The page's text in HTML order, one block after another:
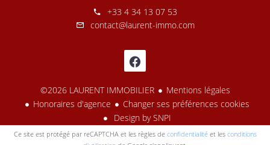
+33 4 34 13 07 53
contact@laurent-immo.com
©2026 LAURENT IMMOBILIER
Mentions légales
Honoraires d'agence
Changer ses préférences cookies
Design bySNPI
Ce site est protégé par reCAPTCHA et les règles de confidentialitéet les conditions